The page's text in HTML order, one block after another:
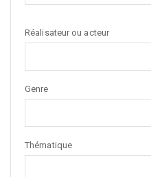
Réalisateur ou acteur
Genre
Thématique